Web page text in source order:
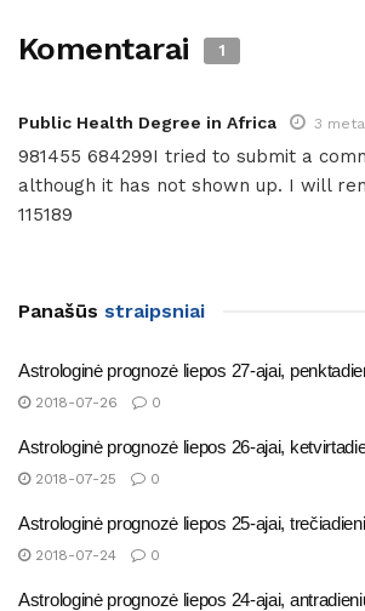
Komentarai 1
Public Health Degree in Africa 3
981455 684299I tried to submit a
although it has not shown up. I will
115189
Panašūs straipsniai
Astrologinė prognozė liepos 27-ajai,
2018-07-26 0
Astrologinė prognozė liepos 26-ajai,
2018-07-25 0
Astrologinė prognozė liepos 25-ajai,
2018-07-24 0
Astrologinė prognozė liepos 24-ajai,